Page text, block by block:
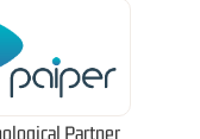
Partner